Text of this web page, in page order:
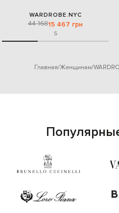
WARDROBE.NYC
44 16815 467 грн
S
Главная Женщинам